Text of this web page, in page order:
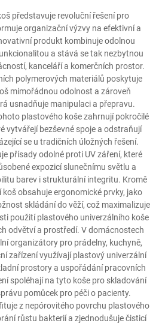
představuje revoluční řešení pro
organizační výzvy na efektivní a
produkt kombinuje odolnou
a stává se tak nezbytnou
kanceláří a komerčních prostor.
polymerových materiálů poskytuje
mimořádnou odolnost a zároveň
usnadňuje manipulaci a přepravu.
plastového koše zahrnují pokročilé
vytvářejí bezševné spoje a odstraňují
se u tradičních úložných řešení.
přísady odolné proti UV záření, které
expozicí slunečnímu světlu a
barev i strukturální integritu. Kromě
obsahuje ergonomické prvky, jako
skládání do věží, což maximalizuje
použití plastového univerzálního koše
odvětví a prostředí. V domácnostech
organizátory pro prádelny, kuchyně,
zařízení využívají plastový univerzální
prostory a uspořádání pracovních
spoléhají na tyto koše pro skladování
pomůcek pro péči o pacienty.
z nepórovitého povrchu plastového
růstu bakterií a zjednodušuje čisticí